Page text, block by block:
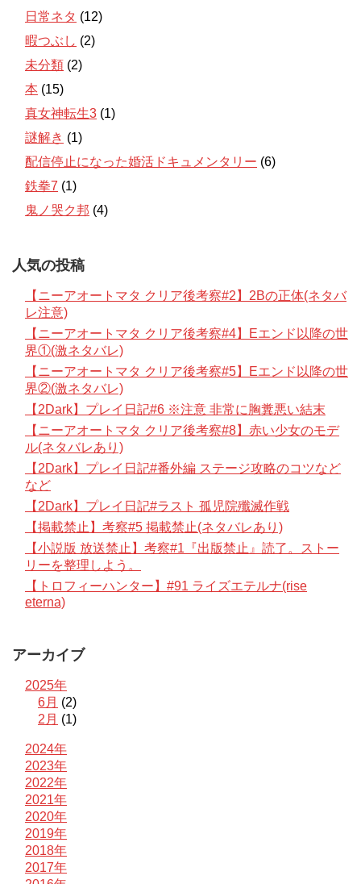
日常ネタ (12)
暇つぶし (2)
未分類 (2)
本 (15)
真女神転生3 (1)
謎解き (1)
配信停止になった婚活ドキュメンタリー (6)
鉄拳7 (1)
鬼ノ哭ク邦 (4)
人気の投稿
【ニーアオートマタ クリア後考察#2】2Bの正体(ネタバ
レ注意)
【ニーアオートマタ クリア後考察#4】Eエンド以降の世
界①(激ネタバレ)
【ニーアオートマタ クリア後考察#5】Eエンド以降の世
界②(激ネタバレ)
【2Dark】プレイ日記#6 ※注意 非常に胸糞悪い結末
【ニーアオートマタ クリア後考察#8】赤い少女のモデ
ル(ネタバレあり)
【2Dark】プレイ日記#番外編 ステージ攻略のコツなど
など
【2Dark】プレイ日記#ラスト 孤児院殲滅作戦
【掲載禁止】考察#5 掲載禁止(ネタバレあり)
【小説版 放送禁止】考察#1『出版禁止』読了。ストー
リーを整理しよう。
【トロフィーハンター】#91 ライズエテルナ(rise
eterna)
アーカイブ
2025年
6月 (2)
2月 (1)
2024年
2023年
2022年
2021年
2020年
2019年
2018年
2017年